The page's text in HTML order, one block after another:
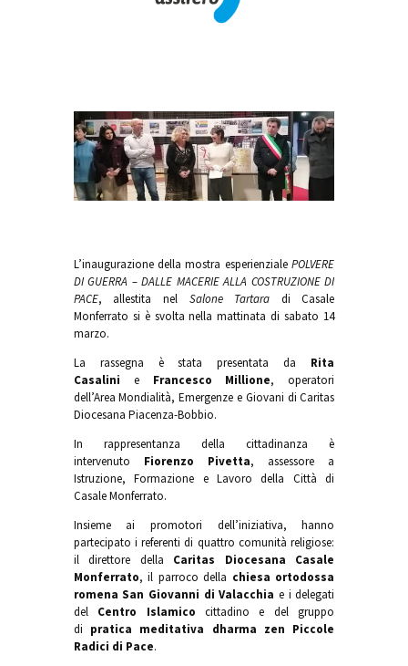
L’inaugurazione della mostra esperienziale POLVERE
DI GUERRA – DALLE MACERIE ALLA COSTRUZIONE DI
PACE, allestita nel Salone Tartara
di Casale
Monferrato si è svolta nella mattinata di sabato 14
marzo.
La rassegna è stata presentata da
Rita
Casalini
e Francesco Millione, operatori
dell’Area Mondialità, Emergenze e Giovani di Caritas
Diocesana Piacenza-Bobbio.
In rappresentanza della cittadinanza è
intervenuto
Fiorenzo Pivetta, assessore a
Istruzione, Formazione e Lavoro della Città di
Casale Monferrato.
Insieme ai promotori dell’iniziativa, hanno
partecipato i referenti di quattro comunità religiose:
il direttore della
Caritas Diocesana Casale
Monferrato, il parroco della chiesa ortodossa
romena San Giovanni di Valacchia e i delegati
del
Centro Islamico
cittadino e del gruppo
di pratica meditativa dharma zen Piccole
Radici di Pace.